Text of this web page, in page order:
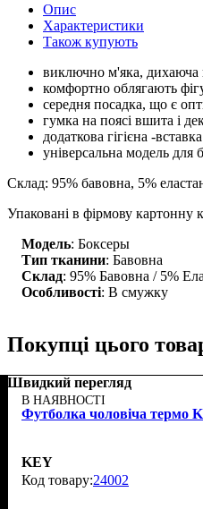
Опис
Характеристики
Також купують
виключно м'яка, дихаюча
комфортно облягають
середня посадка, що є
гумка на поясі вшита і
додаткова гігієна -
універсальна модель для
Склад: 95% бавовна, 5%
Упаковані в фірмову картонну
Модель: Боксеры
Тип тканини: Бавовна
Склад: 95% Бавовна / 5%
Особливості: В смужку
Покупці цього
Швидкий перегляд
В НАЯВНОСТІ
Футболка чоловіча термо
KEY
24002